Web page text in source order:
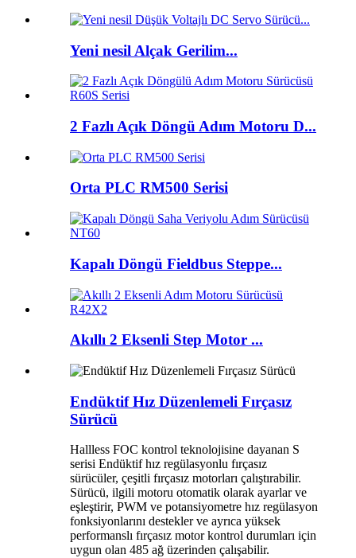
Yeni nesil Alçak Gerilim...
2 Fazlı Açık Döngü Adım Motoru D...
Orta PLC RM500 Serisi
Kapalı Döngü Fieldbus Steppe...
Akıllı 2 Eksenli Step Motor ...
Endüktif Hız Düzenlemeli Fırçasız
Sürücü
Hallless FOC kontrol teknolojisine dayanan S
serisi Endüktif hız regülasyonlu fırçasız
sürücüler, çeşitli fırçasız motorları çalıştırabilir.
Sürücü, ilgili motoru otomatik olarak ayarlar ve
eşleştirir, PWM ve potansiyometre hız regülasyon
fonksiyonlarını destekler ve ayrıca yüksek
performanslı fırçasız motor kontrol durumları için
uygun olan 485 ağ üzerinden çalışabilir.